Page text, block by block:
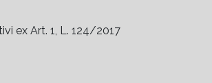
ex Art. 1, L. 124/2017